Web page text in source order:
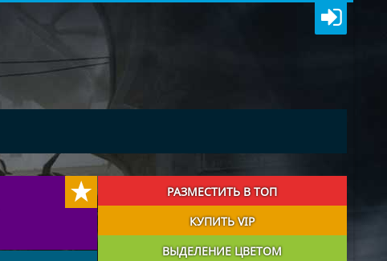
РАЗМЕСТИТЬ В ТОП
КУПИТЬ VIP
ВЫДЕЛЕНИЕ ЦВЕТОМ